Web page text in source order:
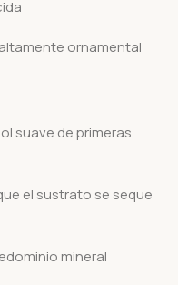
ornamental
suave de primeras
el sustrato se seque
mineral